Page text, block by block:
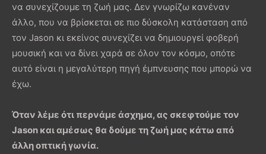
να συνεχίζουμε τη ζωή μας. Δεν γνωρίζω κανέναν
άλλο, που να βρίσκεται σε πιο δύσκολη κατάσταση από
τον Jason κι εκείνος συνεχίζει να δημιουργεί φοβερή
μουσική και να δίνει χαρά σε όλον τον κόσμο, οπότε
αυτό είναι η μεγαλύτερη πηγή έμπνευσης που μπορώ να
έχω.
Όταν λέμε ότι περνάμε άσχημα, ας σκεφτούμε τον
Jason και αμέσως θα δούμε τη ζωή μας κάτω από
άλλη οπτική γωνία.